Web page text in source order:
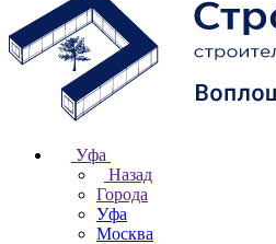
Уфа
Назад
Города
Уфа
Москва